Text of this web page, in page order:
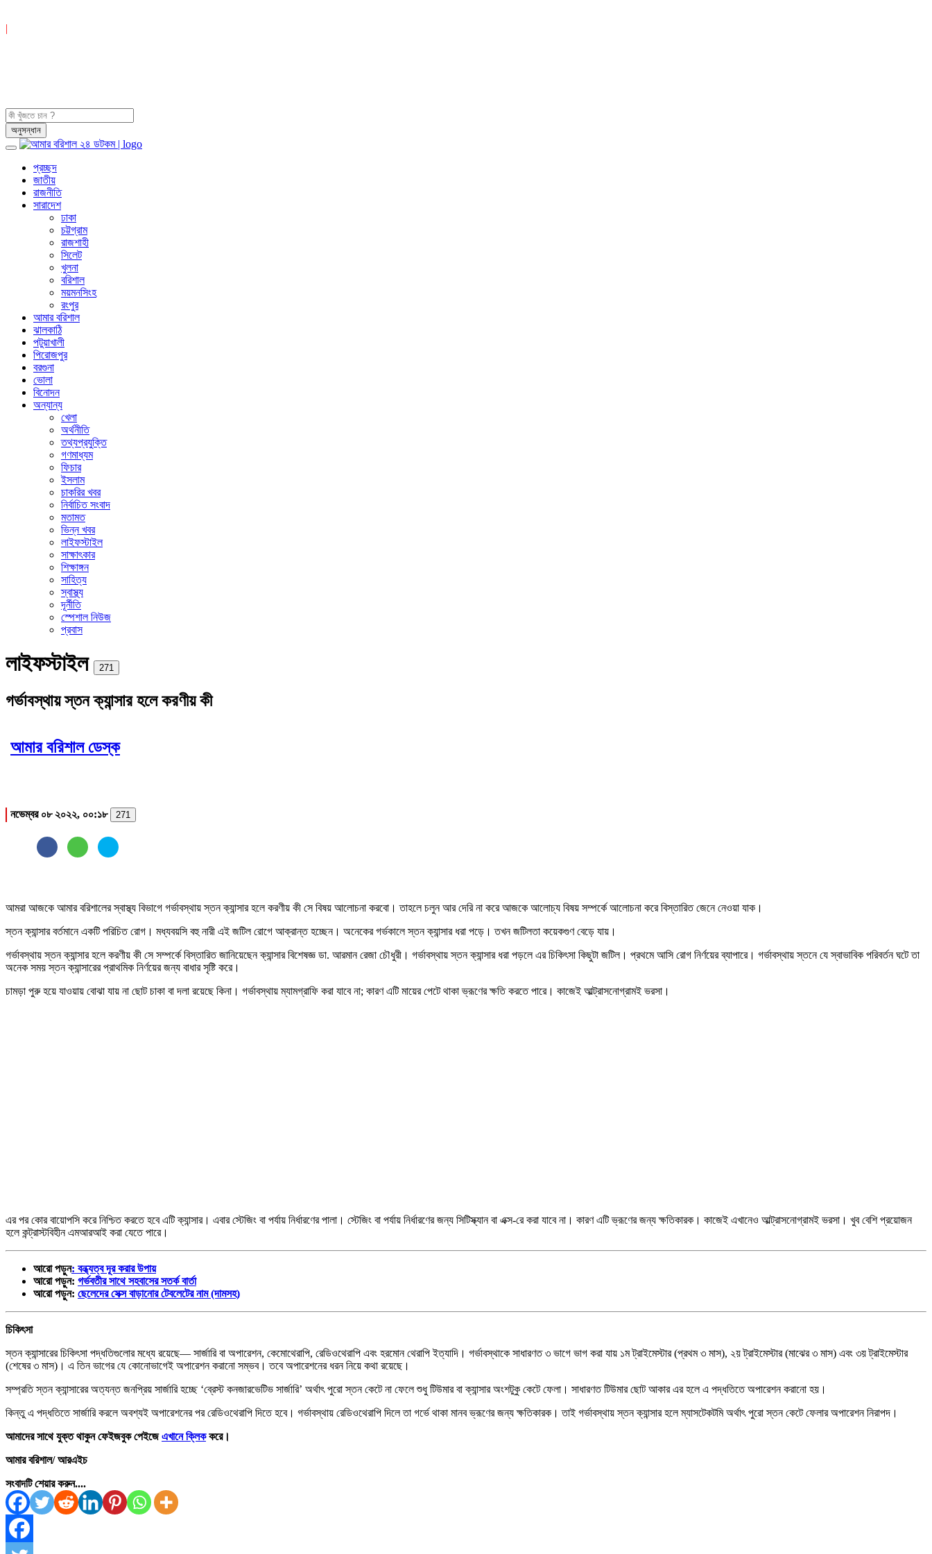
|
প্রচ্ছদ
জাতীয়
রাজনীতি
সারাদেশ
ঢাকা
চট্টগ্রাম
রাজশাহী
সিলেট
খুলনা
বরিশাল
ময়মনসিংহ
রংপুর
আমার বরিশাল
ঝালকাঠি
পটুয়াখালী
পিরোজপুর
বরগুনা
ভোলা
বিনোদন
অন্যান্য
খেলা
অর্থনীতি
তথ্যপ্রযুক্তি
গণমাধ্যম
ফিচার
ইসলাম
চাকরির খবর
নির্বাচিত সংবাদ
মতামত
ভিন্ন খবর
লাইফস্টাইল
সাক্ষাৎকার
শিক্ষাঙ্গন
সাহিত্য
স্বাস্থ্য
দূর্নীতি
স্পেশাল নিউজ
প্রবাস
লাইফস্টাইল 271
গর্ভাবস্থায় স্তন ক্যান্সার হলে করণীয় কী
আমার বরিশাল ডেস্ক
নভেম্বর ০৮ ২০২২, ০০:১৮ 271
আমরা আজকে আমার বরিশালের স্বাস্থ্য বিভাগে গর্ভাবস্থায় স্তন ক্যান্সার হলে করণীয় কী সে বিষয় আলোচনা করবো। তাহলে চলুন আর দেরি না করে আজকে আলোচ্য বিষয় সম্পর্কে আলোচনা করে বিস্তারিত জেনে নেওয়া যাক।
স্তন ক্যান্সার বর্তমানে একটি পরিচিত রোগ। মধ্যবয়সি বহু নারী এই জটিল রোগে আক্রান্ত হচ্ছেন। অনেকের গর্ভকালে স্তন ক্যান্সার ধরা পড়ে। তখন জটিলতা কয়েকগুণ বেড়ে যায়।
গর্ভাবস্থায় স্তন ক্যান্সার হলে করণীয় কী সে সম্পর্কে বিস্তারিত জানিয়েছেন ক্যান্সার বিশেষজ্ঞ ডা. আরমান রেজা চৌধুরী। গর্ভাবস্থায় স্তন ক্যান্সার ধরা পড়লে এর চিকিৎসা কিছুটা জটিল। প্রথমে আসি রোগ নির্ণয়ের ব্যাপারে। গর্ভাবস্থায় স্তনে যে স্বাভাবিক পরিবর্তন ঘটে তা
অনেক সময় স্তন ক্যান্সারের প্রাথমিক নির্ণয়ের জন্য বাধার সৃষ্টি করে।
চামড়া পুরু হয়ে যাওয়ায় বোঝা যায় না ছোট চাকা বা দলা রয়েছে কিনা। গর্ভাবস্থায় ম্যামগ্রাফি করা যাবে না; কারণ এটি মায়ের পেটে থাকা ভ্রূণের ক্ষতি করতে পারে। কাজেই আল্ট্রাসনোগ্রামই ভরসা।
এর পর কোর বায়োপসি করে নিশ্চিত করতে হবে এটি ক্যান্সার। এবার স্টেজিং বা পর্যায় নির্ধারণের পালা। স্টেজিং বা পর্যায় নির্ধারণের জন্য সিটিস্ক্যান বা এক্স-রে করা যাবে না। কারণ এটি ভ্রূণের জন্য ক্ষতিকারক। কাজেই এখানেও আল্ট্রাসনোগ্রামই ভরসা। খুব বেশি প্রয়োজন
হলে কন্ট্রাস্টবিহীন এমআরআই করা যেতে পারে।
আরো পড়ুন: বন্ধ্যত্ব দূর করার উপায়
আরো পড়ুন: গর্ভবতীর সাথে সহবাসের সতর্ক বার্তা
আরো পড়ুন: ছেলেদের সেক্স বাড়ানোর টেবলেটের নাম (দামসহ)
চিকিৎসা
স্তন ক্যান্সারের চিকিৎসা পদ্ধতিগুলোর মধ্যে রয়েছে— সার্জারি বা অপারেশন, কেমোথেরাপি, রেডিওথেরাপি এবং হরমোন থেরাপি ইত্যাদি। গর্ভাবস্থাকে সাধারণত ৩ ভাগে ভাগ করা যায় ১ম ট্রাইমেস্টার (প্রথম ৩ মাস), ২য় ট্রাইমেস্টার (মাঝের ৩ মাস) এবং ৩য় ট্রাইমেস্টার
(শেষের ৩ মাস)। এ তিন ভাগের যে কোনোভাগেই অপারেশন করানো সম্ভব। তবে অপারেশনের ধরন নিয়ে কথা রয়েছে।
সম্প্রতি স্তন ক্যান্সারের অত্যন্ত জনপ্রিয় সার্জারি হচ্ছে ‘ব্রেস্ট কনজারভেটিভ সার্জারি’ অর্থাৎ পুরো স্তন কেটে না ফেলে শুধু টিউমার বা ক্যান্সার অংশটুকু কেটে ফেলা। সাধারণত টিউমার ছোট আকার এর হলে এ পদ্ধতিতে অপারেশন করানো হয়।
কিন্তু এ পদ্ধতিতে সার্জারি করলে অবশ্যই অপারেশনের পর রেডিওথেরাপি দিতে হবে। গর্ভাবস্থায় রেডিওথেরাপি দিলে তা গর্ভে থাকা মানব ভ্রূণের জন্য ক্ষতিকারক। তাই গর্ভাবস্থায় স্তন ক্যান্সার হলে ম্যাসটেকটমি অর্থাৎ পুরো স্তন কেটে ফেলার অপারেশন নিরাপদ।
আমাদের সাথে যুক্ত থাকুন ফেইজবুক পেইজেএখানে ক্লিককরে।
আমার বরিশাল/ আরএইচ
সংবাদটি শেয়ার করুন....